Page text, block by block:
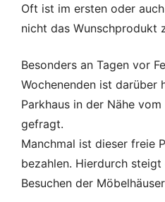
Oft ist im ersten oder
nicht das Wunschprodukt
Besonders an Tagen vor
Wochenenden ist darüber
Parkhaus in der Nähe
gefragt.
Manchmal ist dieser freie
bezahlen. Hierdurch
Besuchen der